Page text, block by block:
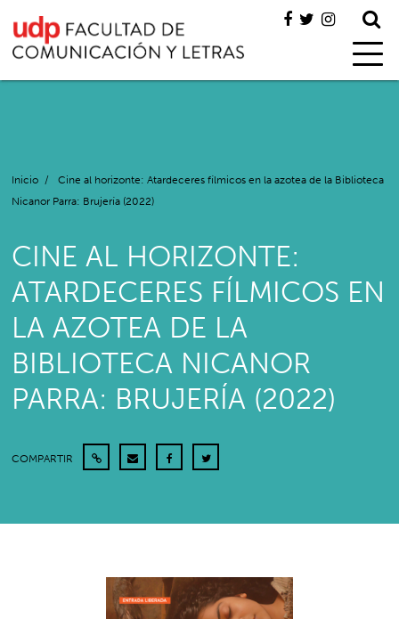
Inicio /
Cine al horizonte: Atardeceres fílmicos en la azotea de la Biblioteca
Nicanor Parra: Brujería (2022)
CINE AL HORIZONTE:
ATARDECERES FÍLMICOS EN
LA AZOTEA DE LA
BIBLIOTECA NICANOR
PARRA: BRUJERÍA (2022)
COMPARTIR